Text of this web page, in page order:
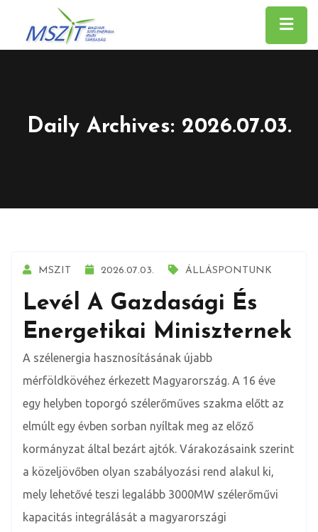
Daily Archives: 2026.07.03.
MSZIT 2026.07.03. ÁLLÁSPONTUNK
Levél A Gazdasági És
Energetikai Miniszternek
A szélenergia hasznosításának újabb
mérföldkövéhez érkezett Magyarország. A 16 éve
egy helyben toporgó szélerőműves szakma előtt az
elmúlt egy évben sorban nyíltak meg az előző
kormányzat által bezárt ajtók. Várakozásaink szerint
a közeljövőben olyan szabályozási rend alakul ki,
mely lehetővé teszi legalább 3000MW szélerőművi
kapacitás integrálását a magyarországi